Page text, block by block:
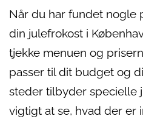
Når du har fundet nogle
din julefrokost i
tjekke menuen og
passer til dit budget og
steder tilbyder specielle
vigtigt at se, hvad der er